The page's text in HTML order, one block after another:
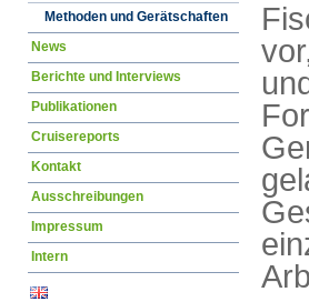
Methoden und Gerätschaften
News
Berichte und Interviews
Publikationen
Cruisereports
Kontakt
Ausschreibungen
Impressum
Intern